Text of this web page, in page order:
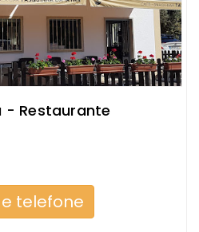
- Restaurante
telefone